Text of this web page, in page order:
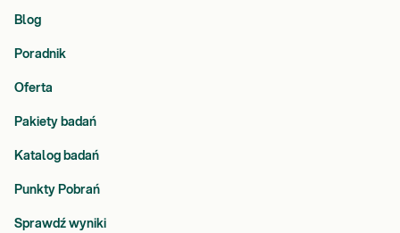
Blog
Poradnik
Oferta
Pakiety badań
Katalog badań
Punkty Pobrań
Sprawdź wyniki